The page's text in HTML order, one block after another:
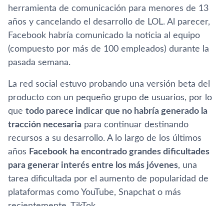
herramienta de comunicación para menores de 13
años y cancelando el desarrollo de LOL. Al parecer,
Facebook habría comunicado la noticia al equipo
(compuesto por más de 100 empleados) durante la
pasada semana.
La red social estuvo probando una versión beta del
producto con un pequeño grupo de usuarios, por lo
que todo parece indicar que no habría generado la
tracción necesaria para continuar destinando
recursos a su desarrollo. A lo largo de los últimos
años Facebook ha encontrado grandes dificultades
para generar interés entre los más jóvenes, una
tarea dificultada por el aumento de popularidad de
plataformas como YouTube, Snapchat o más